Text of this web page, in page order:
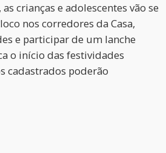
crianças e adolescentes vão se
nos corredores da Casa,
e participar de um lanche
o início das festividades
cadastrados poderão